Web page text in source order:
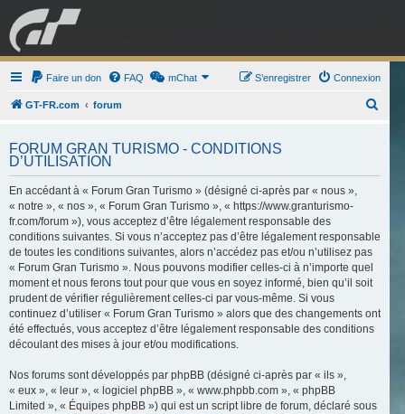
GRAN TURISMO FORUM
ESPORT BOUTIQUE
Faire un don FAQ mChat Connexion
S’enregistrer
GT-FR.com forum
FORUM GRAN TURISMO - CONDITIONS
D’UTILISATION
En accédant à « Forum Gran Turismo » (désigné ci-après par « nous »,
« notre », « nos », « Forum Gran Turismo », « https://www.granturismo-
fr.com/forum »), vous acceptez d’être légalement responsable des
conditions suivantes. Si vous n’acceptez pas d’être légalement responsable
de toutes les conditions suivantes, alors n’accédez pas et/ou n’utilisez pas
« Forum Gran Turismo ». Nous pouvons modifier celles-ci à n’importe quel
moment et nous ferons tout pour que vous en soyez informé, bien qu’il soit
prudent de vérifier régulièrement celles-ci par vous-même. Si vous
continuez d’utiliser « Forum Gran Turismo » alors que des changements ont
été effectués, vous acceptez d’être légalement responsable des conditions
découlant des mises à jour et/ou modifications.
Nos forums sont développés par phpBB (désigné ci-après par « ils »,
« eux », « leur », « logiciel phpBB », « www.phpbb.com », « phpBB
Limited », « Équipes phpBB ») qui est un script libre de forum, déclaré sous